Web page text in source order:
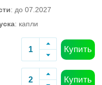
: до 07.2027
: капли
Купить
Купить